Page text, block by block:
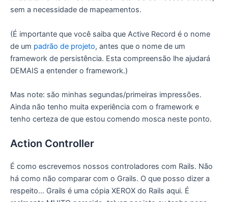
sem a necessidade de mapeamentos.
(É importante que você saiba que Active Record é o nome
de um padrão de projeto, antes que o nome de um
framework de persistência. Esta compreensão lhe ajudará
DEMAIS a entender o framework.)
Mas note: são minhas segundas/primeiras impressões.
Ainda não tenho muita experiência com o framework e
tenho certeza de que estou comendo mosca neste ponto.
Action Controller
É como escrevemos nossos controladores com Rails. Não
há como não comparar com o Grails. O que posso dizer a
respeito… Grails é uma cópia XEROX do Rails aqui. É